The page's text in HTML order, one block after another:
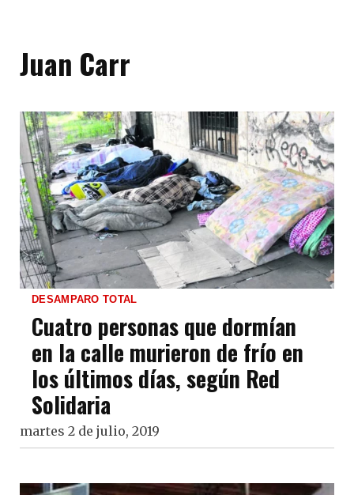
Juan Carr
DESAMPARO TOTAL
Cuatro personas que dormían
en la calle murieron de frío en
los últimos días, según Red
Solidaria
martes 2 de julio, 2019